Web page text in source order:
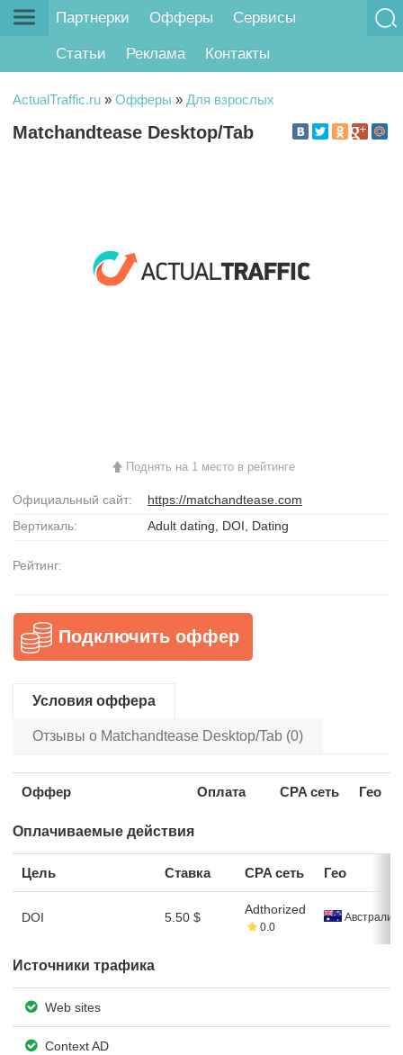
Партнерки Офферы Сервисы
Статьи Реклама Контакты
ActualTraffic.ru » Офферы » Для взрослых
Matchandtease Desktop/Tab
Поднять на 1 место в рейтинге
Официальный сайт:
https://matchandtease.com
Вертикаль:
Adult dating, DOI, Dating
Рейтинг:
Подключить оффер
Условия оффера
Отзывы о Matchandtease Desktop/Tab (0)
Оффер Оплата CPA сеть Гео
Оплачиваемые действия
Цель Ставка CPA сеть Гео
DOI 5.50 $
Adthorized
0.0
Австралия
Источники трафика
Web sites
Context AD